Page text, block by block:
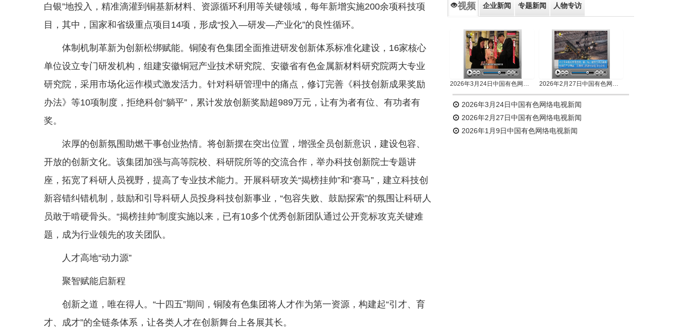
白银”地投入，精准滴灌到铜基新材料、资源循环利用等关键领域，每年新增实施200余项科技项
目，其中，国家和省级重点项目14项，形成“投入—研发—产业化”的良性循环。
体制机制革新为创新松绑赋能。铜陵有色集团全面推进研发创新体系标准化建设，16家核心
单位设立专门研发机构，组建安徽铜冠产业技术研究院、安徽省有色金属新材料研究院两大专业
研究院，采用市场化运作模式激发活力。针对科研管理中的痛点，修订完善《科技创新成果奖励
办法》等10项制度，拒绝科创“躺平”，累计发放创新奖励超989万元，让有为者有位、有功者有
奖。
浓厚的创新氛围助燃干事创业热情。将创新摆在突出位置，增强全员创新意识，建设包容、
开放的创新文化。该集团加强与高等院校、科研院所等的交流合作，举办科技创新院士专题讲
座，拓宽了科研人员视野，提高了专业技术能力。开展科研攻关“揭榜挂帅”和“赛马”，建立科技创
新容错纠错机制，鼓励和引导科研人员投身科技创新事业，“包容失败、鼓励探索”的氛围让科研人
员敢于啃硬骨头。“揭榜挂帅”制度实施以来，已有10多个优秀创新团队通过公开竞标攻克关键难
题，成为行业领先的攻关团队。
人才高地“动力源”
聚智赋能启新程
创新之道，唯在得人。“十四五”期间，铜陵有色集团将人才作为第一资源，构建起“引才、育
才、成才”的全链条体系，让各类人才在创新舞台上各展其长。
视频 企业新闻 专题新闻 人物专访
2026年3月24日中国有色网络电视新闻 2026年2月27日中国有色网络电视新闻
2026年3月24日中国有色网络电视新闻
2026年2月27日中国有色网络电视新闻
2026年1月9日中国有色网络电视新闻